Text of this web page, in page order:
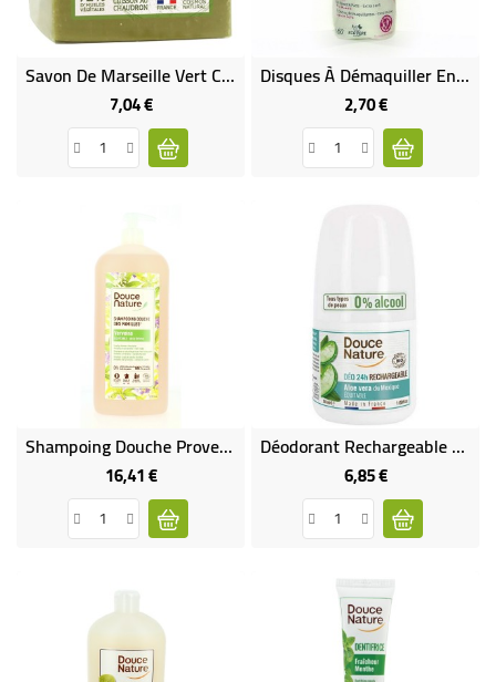
Savon De Marseille Vert Cuit Au Chaudron
7,04 €Prix
Disques À Démaquiller En Coton Bio Équitable
2,70 €Prix
Shampoing Douche Provence Verveine
16,41 €Prix
Déodorant Rechargeable Aloe Vera Du Mexique Bio Et Équitable
6,85 €Prix